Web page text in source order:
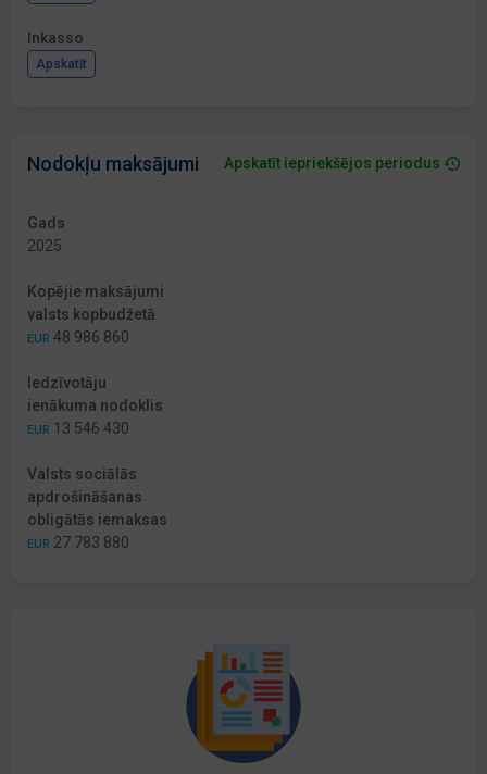
Inkasso
Apskatīt
Nodokļu maksājumi Apskatīt iepriekšējos periodus
Gads
2025
Kopējie maksājumi
valsts kopbudžetā
EUR 48 986 860
Iedzīvotāju
ienākuma nodoklis
EUR 13 546 430
Valsts sociālās
apdrošināšanas
obligātās iemaksas
EUR 27 783 880